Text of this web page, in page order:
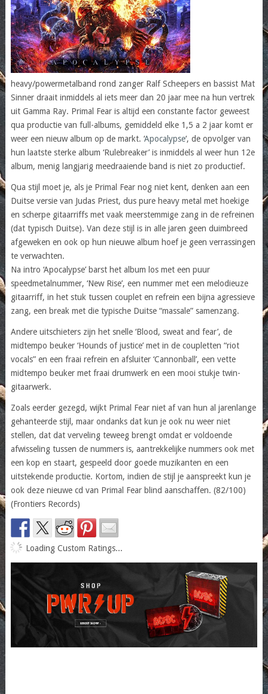
heavy/powermetalband rond zanger Ralf Scheepers en bassist Mat
Sinner draait inmiddels al iets meer dan 20 jaar mee na hun vertrek
uit Gamma Ray. Primal Fear is altijd een constante factor geweest
qua productie van full-albums, gemiddeld elke 1,5 a 2 jaar komt er
weer een nieuw album op de markt. ‘Apocalypse‘, de opvolger van
hun laatste sterke album ‘Rulebreaker’ is inmiddels al weer hun 12e
album, menig langjarig meedraaiende band is niet zo productief.
Qua stijl moet je, als je Primal Fear nog niet kent, denken aan een
Duitse versie van Judas Priest, dus pure heavy metal met hoekige
en scherpe gitaarriffs met vaak meerstemmige zang in de refreinen
(dat typisch Duitse). Van deze stijl is in alle jaren geen duimbreed
afgeweken en ook op hun nieuwe album hoef je geen verrassingen
te verwachten.
Na intro ‘Apocalypse’ barst het album los met een puur
speedmetalnummer, ‘New Rise’, een nummer met een melodieuze
gitaarriff, in het stuk tussen couplet en refrein een bijna agressieve
zang, een break met die typische Duitse “massale” samenzang.
Andere uitschieters zijn het snelle ‘Blood, sweat and fear’, de
midtempo beuker ‘Hounds of justice’ met in de coupletten “riot
vocals” en een fraai refrein en afsluiter ‘Cannonball’, een vette
midtempo beuker met fraai drumwerk en een mooi stukje twin-
gitaarwerk.
Zoals eerder gezegd, wijkt Primal Fear niet af van hun al jarenlange
gehanteerde stijl, maar ondanks dat kun je ook nu weer niet
stellen, dat dat verveling teweeg brengt omdat er voldoende
afwisseling tussen de nummers is, aantrekkelijke nummers ook met
een kop en staart, gespeeld door goede muzikanten en een
uitstekende productie. Kortom, indien de stijl je aanspreekt kun je
ook deze nieuwe cd van Primal Fear blind aanschaffen. (82/100)
(Frontiers Records)
Loading Custom Ratings...